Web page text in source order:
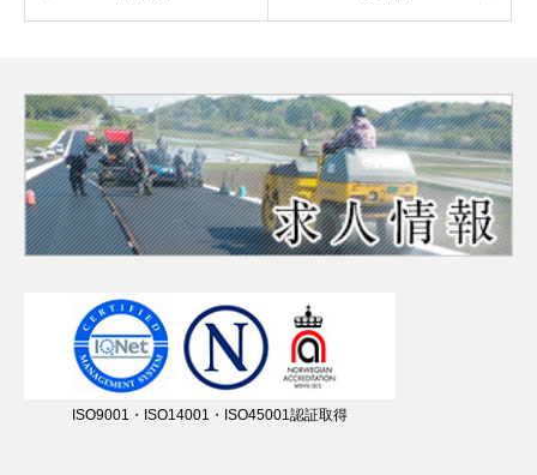
ISO9001・ISO14001・ISO45001認証取得